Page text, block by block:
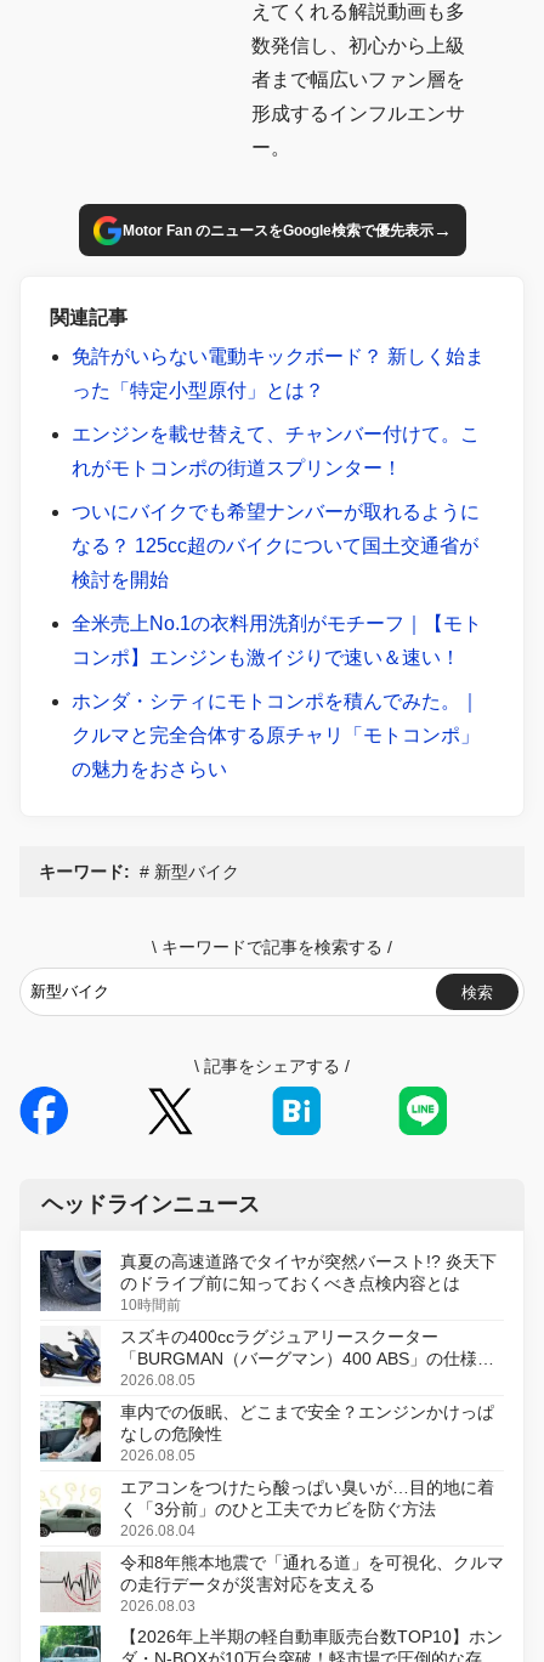
えてくれる解説動画も多
数発信し、初心から上級
者まで幅広いファン層を
形成するインフルエンサ
ー。
Motor Fan のニュースをGoogle検索で優先表示→
関連記事
免許がいらない電動キックボード？ 新しく始ま
った「特定小型原付」とは？
エンジンを載せ替えて、チャンバー付けて。こ
れがモトコンポの街道スプリンター！
ついにバイクでも希望ナンバーが取れるように
なる？ 125cc超のバイクについて国土交通省が
検討を開始
全米売上No.1の衣料用洗剤がモチーフ｜【モト
コンポ】エンジンも激イジりで速い＆速い！
ホンダ・シティにモトコンポを積んでみた。｜
クルマと完全合体する原チャリ「モトコンポ」
の魅力をおさらい
キーワード: 新型バイク
\ キーワードで記事を検索する /
検索
\ 記事をシェアする /
ヘッドラインニュース
真夏の高速道路でタイヤが突然バースト!? 炎天下
のドライブ前に知っておくべき点検内容とは
10時間前
スズキの400ccラグジュアリースクーター
「BURGMAN（バーグマン）400 ABS」の仕様を
変更し、8月18日に発売
2026.08.05
車内での仮眠、どこまで安全？エンジンかけっぱ
なしの危険性
2026.08.05
エアコンをつけたら酸っぱい臭いが…目的地に着
く「3分前」のひと工夫でカビを防ぐ方法
2026.08.04
令和8年熊本地震で「通れる道」を可視化、クルマ
の走行データが災害対応を支える
2026.08.03
【2026年上半期の軽自動車販売台数TOP10】ホン